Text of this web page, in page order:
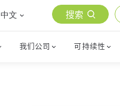
中文 搜索
我们公司 可持续性